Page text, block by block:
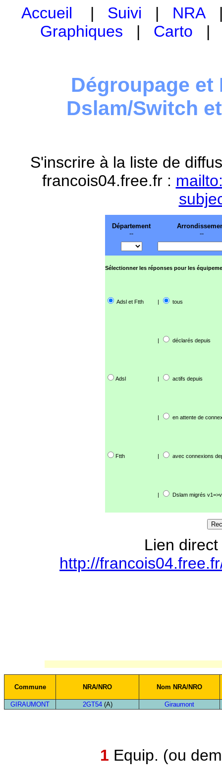
Accueil | Suivi | NRA
Graphiques | Carto
Dégroupage et
Dslam/Switch
S'inscrire à la liste de
francois04.free.fr :
Département
--
--
Sélectionner les réponses pour les
Adsl et Ftth | tous
| déclarés depuis
Adsl | actifs depuis
| en attente de
Ftth | avec connexions
| Dslam migrés
Lien
http://
Commune NRA/NRO Nom NRA/NRO
GIRAUMONT 2GT54(A) Giraumont
1 Equip. (ou